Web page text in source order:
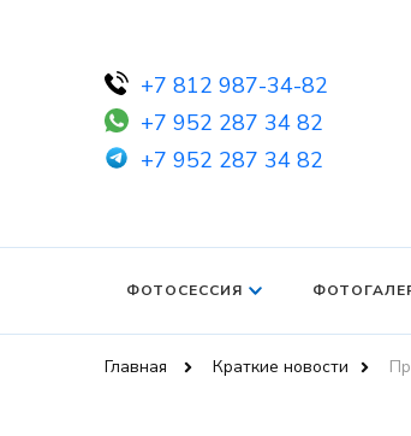
+7 812 987-34-82
+7 952 287 34 82
+7 952 287 34 82
ФОТОСЕССИЯ
Главная Краткие новости